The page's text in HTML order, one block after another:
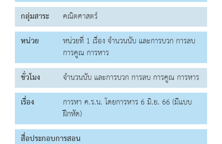
กลุ่มสาระ
คณิตศาสตร์
หน่วย
หน่วยที่ 1 เรื่อง จำนวนนับ และการบวก การลบ
การคูณ การหาร
ชั่วโมง
จำนวนนับ และการบวก การลบ การคูณ การหาร
เรื่อง
การหา ค.ร.น. โดยการหาร 6 มิ.ย. 66 (มีแบบ
ฝึกหัด)
สื่อประกอบการสอน